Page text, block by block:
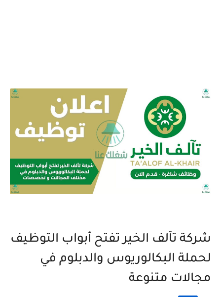
شركة تآلف الخير تفتح أبواب التوظيف
لحملة البكالوريوس والدبلوم في
مجالات متنوعة